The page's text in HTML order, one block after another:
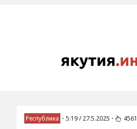
Республика • 5:19 / 27.5.2025 • 4561